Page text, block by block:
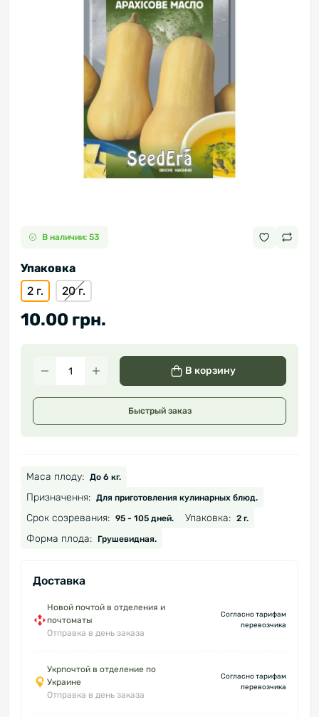
В наличии: 53
Упаковка
2 г.
20 г.
10.00 грн.
В корзину
Быстрый заказ
Маса плоду: До 6 кг.
Призначення: Для приготовления кулинарных блюд.
Срок созревания: 95 - 105 дней. Упаковка: 2 г.
Форма плода: Грушевидная.
Доставка
Новой почтой в отделения и
почтоматы
Отправка в день заказа
Согласно тарифам
перевозчика
Укрпочтой в отделение по
Украине
Отправка в день заказа
Согласно тарифам
перевозчика